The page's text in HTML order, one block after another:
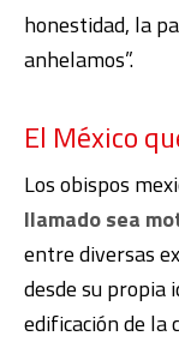
honestidad, la
anhelamos”.
El México
Los obispos
llamado sea
entre diversas
desde su propia
edificación de la